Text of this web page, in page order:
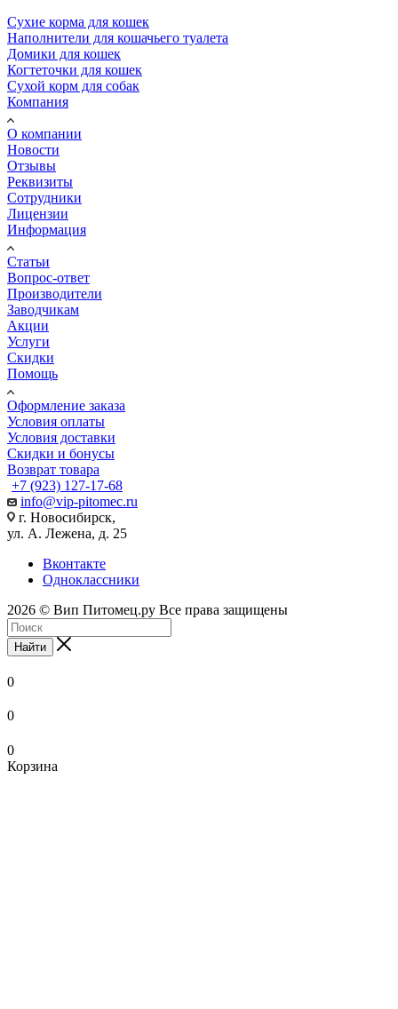
Сухие корма для кошек
Наполнители для кошачьего туалета
Домики для кошек
Когтеточки для кошек
Сухой корм для собак
Компания
О компании
Новости
Отзывы
Реквизиты
Сотрудники
Лицензии
Информация
Статьи
Вопрос-ответ
Производители
Заводчикам
Акции
Услуги
Скидки
Помощь
Оформление заказа
Условия оплаты
Условия доставки
Скидки и бонусы
Возврат товара
+7 (923) 127-17-68
info@vip-pitomec.ru
г. Новосибирск,
ул. А. Лежена, д. 25
Вконтакте
Одноклассники
2026 © Вип Питомец.ру Все права защищены
Найти
0
0
0
Корзина